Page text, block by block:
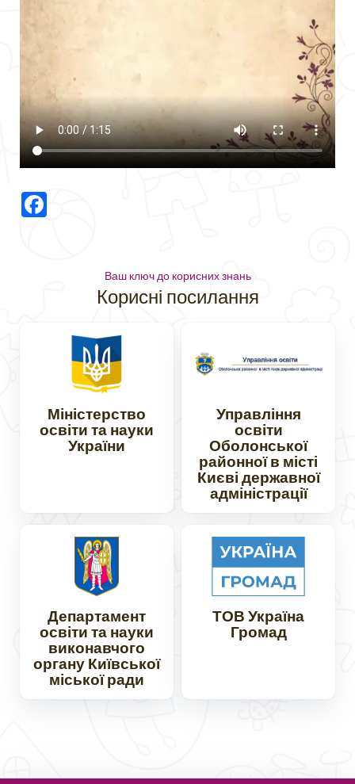
Ваш ключ до корисних знань
Корисні посилання
Міністерство
освіти та науки
України
Управління
освіти
Оболонської
районної в місті
Києві державної
адміністрації
Департамент
освіти та науки
виконавчого
органу Київської
міської ради
ТОВ Україна
Громад